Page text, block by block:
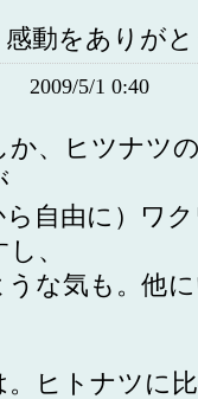
動をありがと
2009/5/1 0:40
か、ヒツナツ
ら自由に）ワ
、
うな気も。他
。ヒトナツに